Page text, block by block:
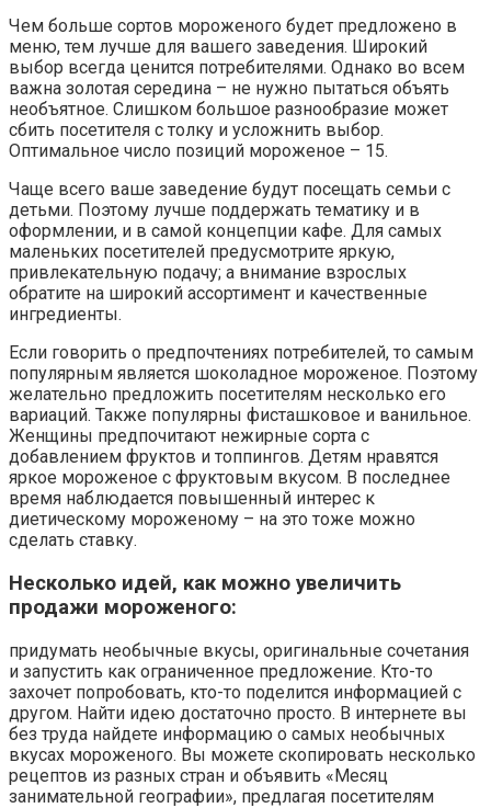
Чем больше сортов мороженого будет предложено в
меню, тем лучше для вашего заведения. Широкий
выбор всегда ценится потребителями. Однако во всем
важна золотая середина – не нужно пытаться объять
необъятное. Слишком большое разнообразие может
сбить посетителя с толку и усложнить выбор.
Оптимальное число позиций мороженое – 15.
Чаще всего ваше заведение будут посещать семьи с
детьми. Поэтому лучше поддержать тематику и в
оформлении, и в самой концепции кафе. Для самых
маленьких посетителей предусмотрите яркую,
привлекательную подачу; а внимание взрослых
обратите на широкий ассортимент и качественные
ингредиенты.
Если говорить о предпочтениях потребителей, то самым
популярным является шоколадное мороженое. Поэтому
желательно предложить посетителям несколько его
вариаций. Также популярны фисташковое и ванильное.
Женщины предпочитают нежирные сорта с
добавлением фруктов и топпингов. Детям нравятся
яркое мороженое с фруктовым вкусом. В последнее
время наблюдается повышенный интерес к
диетическому мороженому – на это тоже можно
сделать ставку.
Несколько идей, как можно увеличить
продажи мороженого:
придумать необычные вкусы, оригинальные сочетания
и запустить как ограниченное предложение. Кто-то
захочет попробовать, кто-то поделится информацией с
другом. Найти идею достаточно просто. В интернете вы
без труда найдете информацию о самых необычных
вкусах мороженого. Вы можете скопировать несколько
рецептов из разных стран и объявить «Месяц
занимательной географии», предлагая посетителям